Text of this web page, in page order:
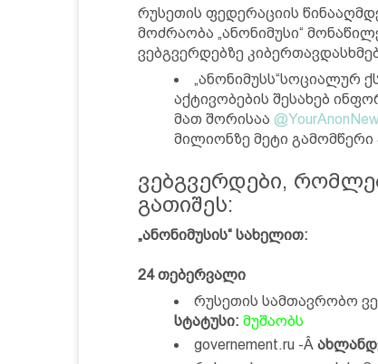
რუსეთის ფედერაციის
მოძრაობა „ანონიმუსი“
ვებგვერდებზე
„ანონიმუსს“სოციალურ
აქტივობების შესახებ
მათ შორისაა
მილიონზე მეტი გამომწერი
ვებგვერდები,
გათიშეს:
„ანონიმუსის“ სახელით:
24 თებერვალი
რუსეთის სამთავრობო
სტატუსი: მუშაობს
governement.ru -Â